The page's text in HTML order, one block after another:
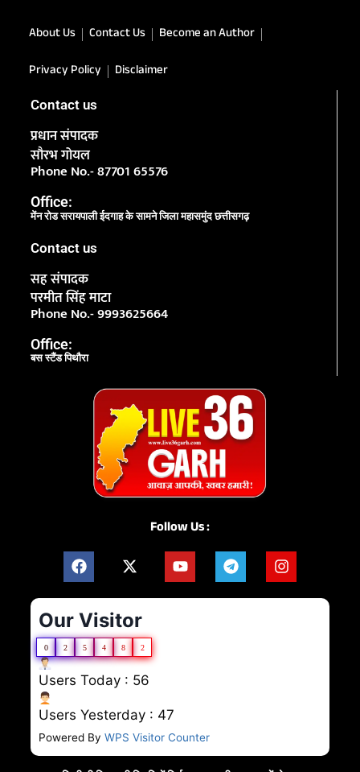
About Us Contact Us
Become an Author
Privacy Policy
Disclaimer
Contact us
प्रधान संपादक
सौरभ गोयल
Phone No.- 87701 65576
Office:
मेंन रोड सरायपाली ईदगाह के सामने जिला महासमुंद छत्तीसगढ़
Contact us
सह संपादक
परमीत सिंह माटा
Phone No.- 9993625664
Office:
बस स्टैंड पिथौरा
Follow Us :
Our Visitor
0 2 5 4 8 2
Users Today : 56
Users Yesterday : 47
Powered By WPS Visitor Counter